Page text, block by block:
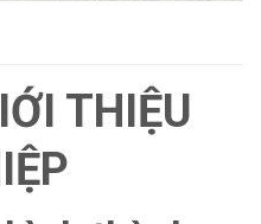
THIỆU